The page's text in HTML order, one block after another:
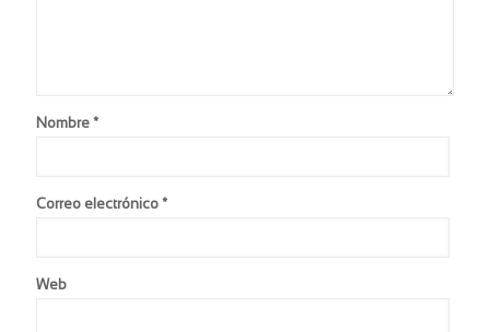
Nombre *
Correo electrónico *
Web